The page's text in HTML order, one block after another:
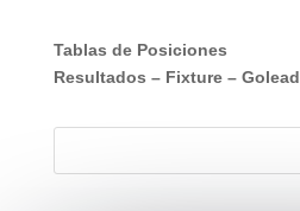
Tablas de Posiciones
Resultados – Fixture–